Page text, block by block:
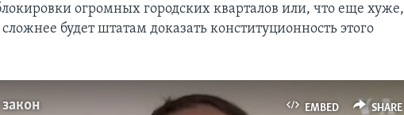
огромных городских кварталов или, что еще хуже,
будет штатам доказать конституционность этого
EMBED SHARE